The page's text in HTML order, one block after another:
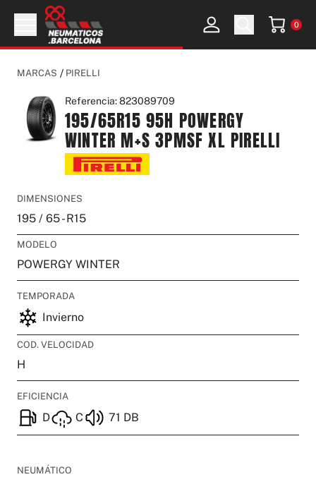
Abrir menu 0
MARCAS PIRELLI
Referencia: 823089709
195/65R15 95H POWERGY
WINTER M+S 3PMSF XL PIRELLI
DIMENSIONES
195 / 65- R15
MODELO
POWERGY WINTER
TEMPORADA
Invierno
COD. VELOCIDAD
H
EFICIENCIA
D C 71 DB
NEUMÁTICO